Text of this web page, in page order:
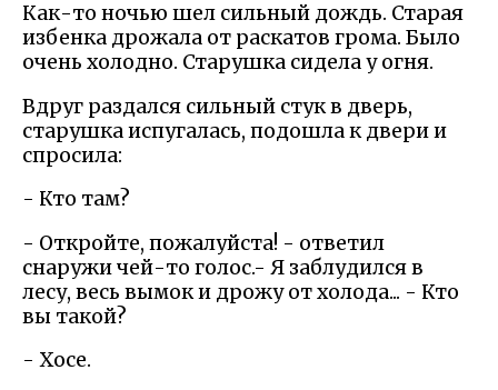
Как-то ночью шел сильный дождь. Старая
избенка дрожала от раскатов грома. Было
очень холодно. Старушка сидела у огня.
Вдруг раздался сильный стук в дверь,
старушка испугалась, подошла к двери и
спросила:
- Кто там?
- Откройте, пожалуйста! - ответил
снаружи чей-то голос.- Я заблудился в
лесу, весь вымок и дрожу от холода... - Кто
вы такой?
- Хосе.